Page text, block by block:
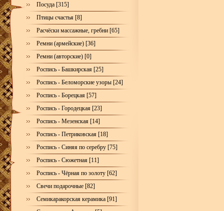
Посуда [315]
Птицы счастья [8]
Расчёски массажные, гребни [65]
Ремни (армейские) [36]
Ремни (авторские) [0]
Роспись - Башкирская [25]
Роспись - Беломорские узоры [24]
Роспись - Борецкая [57]
Роспись - Городецкая [23]
Роспись - Мезенская [14]
Роспись - Петриковская [18]
Роспись - Синяя по серебру [75]
Роспись - Сюжетная [11]
Роспись - Чёрная по золоту [62]
Свечи подарочные [82]
Семикаракорская керамика [91]